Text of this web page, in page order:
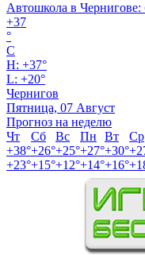
Автошкола в Чернигове:
+37
°
C
H: +37°
L: +20°
Чернигов
Пятница, 07 Август
Прогноз на неделю
Чт
Сб Вс Пн Вт
Ср
+38°+26°+25°+27°+30°+
+23°+15°+12°+14°+16°+